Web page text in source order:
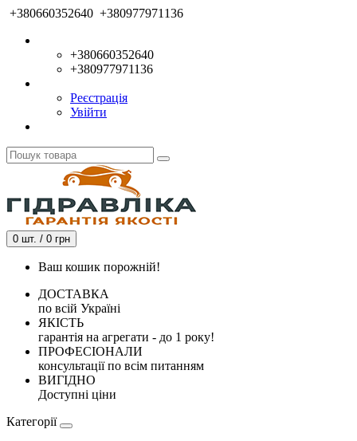
+380660352640 +380977971136
+380660352640
+380977971136
Реєстрація
Увійти
0 шт. / 0 грн
Ваш кошик порожній!
ДОСТАВКА
по всій Україні
ЯКІСТЬ
гарантія на агрегати - до 1 року!
ПРОФЕСІОНАЛИ
консультації по всім питанням
ВИГІДНО
Доступні ціни
Категорії